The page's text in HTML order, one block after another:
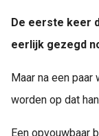
De eerste keer
eerlijk gezegd
Maar na een
worden op dat
Een opvouwbaar